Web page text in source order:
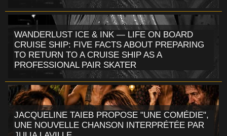
WANDERLUST ICE & INK — LIFE ON BOARD
CRUISE SHIP: FIVE FACTS ABOUT PREPARING
TO RETURN TO A CRUISE SHIP AS A
PROFESSIONAL PAIR SKATER
JACQUELINE TAIEB PROPOSE "UNE COMÉDIE",
UNE NOUVELLE CHANSON INTERPRÉTÉE PAR